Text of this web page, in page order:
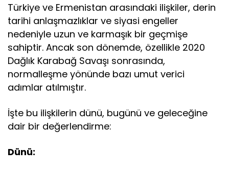
Türkiye ve Ermenistan arasındaki ilişkiler, derin
tarihi anlaşmazlıklar ve siyasi engeller
nedeniyle uzun ve karmaşık bir geçmişe
sahiptir. Ancak son dönemde, özellikle 2020
Dağlık Karabağ Savaşı sonrasında,
normalleşme yönünde bazı umut verici
adımlar atılmıştır.
İşte bu ilişkilerin dünü, bugünü ve geleceğine
dair bir değerlendirme:
Dünü: